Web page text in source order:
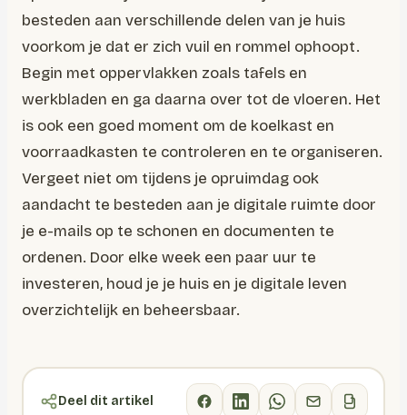
besteden aan verschillende delen van je huis
voorkom je dat er zich vuil en rommel ophoopt.
Begin met oppervlakken zoals tafels en
werkbladen en ga daarna over tot de vloeren. Het
is ook een goed moment om de koelkast en
voorraadkasten te controleren en te organiseren.
Vergeet niet om tijdens je opruimdag ook
aandacht te besteden aan je digitale ruimte door
je e-mails op te schonen en documenten te
ordenen. Door elke week een paar uur te
investeren, houd je je huis en je digitale leven
overzichtelijk en beheersbaar.
Deel dit artikel